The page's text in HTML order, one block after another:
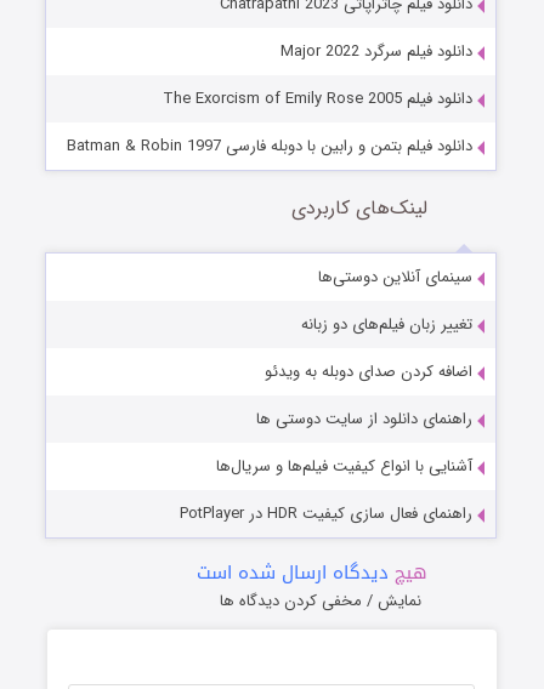
دانلود فیلم سرگرد Major 2022
دانلود فیلم The Exorcism of Emily Rose 2005
دانلود فیلم بتمن و رابین با دوبله فارسی Batman & Robin 1997
لینک‌های کاربردی
سینمای آنلاین دوستی‌ها
تغییر زبان فیلم‌های دو زبانه
اضافه کردن صدای دوبله به ویدئو
راهنمای دانلود از سایت دوستی ها
آشنایی با انواع کیفیت فیلم‌ها و سریال‌ها
راهنمای فعال سازی کیفیت HDR در PotPlayer
هیچ دیدگاه ارسال شده است
نمایش / مخفی کردن دیدگاه ها